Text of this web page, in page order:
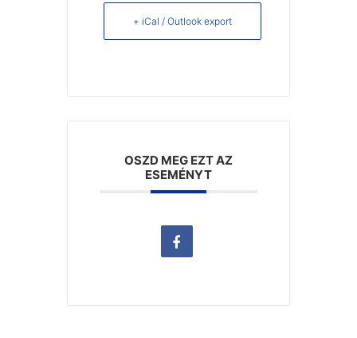
+ iCal / Outlook export
OSZD MEG EZT AZ
ESEMÉNYT